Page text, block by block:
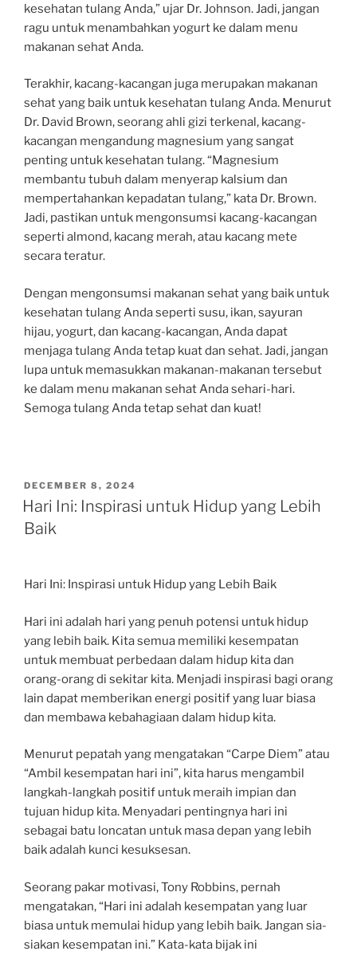
kesehatan tulang Anda,” ujar Dr. Johnson. Jadi, jangan
ragu untuk menambahkan yogurt ke dalam menu
makanan sehat Anda.
Terakhir, kacang-kacangan juga merupakan makanan
sehat yang baik untuk kesehatan tulang Anda. Menurut
Dr. David Brown, seorang ahli gizi terkenal, kacang-
kacangan mengandung magnesium yang sangat
penting untuk kesehatan tulang. “Magnesium
membantu tubuh dalam menyerap kalsium dan
mempertahankan kepadatan tulang,” kata Dr. Brown.
Jadi, pastikan untuk mengonsumsi kacang-kacangan
seperti almond, kacang merah, atau kacang mete
secara teratur.
Dengan mengonsumsi makanan sehat yang baik untuk
kesehatan tulang Anda seperti susu, ikan, sayuran
hijau, yogurt, dan kacang-kacangan, Anda dapat
menjaga tulang Anda tetap kuat dan sehat. Jadi, jangan
lupa untuk memasukkan makanan-makanan tersebut
ke dalam menu makanan sehat Anda sehari-hari.
Semoga tulang Anda tetap sehat dan kuat!
POSTED
ON
DECEMBER 8, 2024
Hari Ini: Inspirasi untuk Hidup yang Lebih
Baik
Hari Ini: Inspirasi untuk Hidup yang Lebih Baik
Hari ini adalah hari yang penuh potensi untuk hidup
yang lebih baik. Kita semua memiliki kesempatan
untuk membuat perbedaan dalam hidup kita dan
orang-orang di sekitar kita. Menjadi inspirasi bagi orang
lain dapat memberikan energi positif yang luar biasa
dan membawa kebahagiaan dalam hidup kita.
Menurut pepatah yang mengatakan “Carpe Diem” atau
“Ambil kesempatan hari ini”, kita harus mengambil
langkah-langkah positif untuk meraih impian dan
tujuan hidup kita. Menyadari pentingnya hari ini
sebagai batu loncatan untuk masa depan yang lebih
baik adalah kunci kesuksesan.
Seorang pakar motivasi, Tony Robbins, pernah
mengatakan, “Hari ini adalah kesempatan yang luar
biasa untuk memulai hidup yang lebih baik. Jangan sia-
siakan kesempatan ini.” Kata-kata bijak ini